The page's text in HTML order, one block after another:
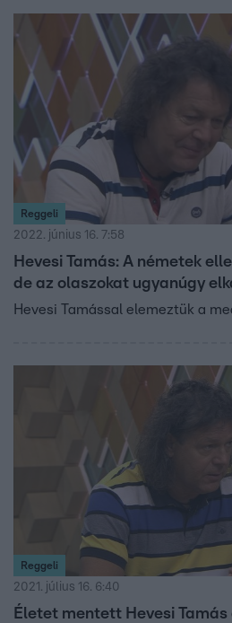
Reggeli
2022. június 16. 7:58
Hevesi Tamás: A németek
de az olaszokat ugyanúgy
Hevesi Tamással elemeztük a
Reggeli
2021. július 16. 6:40
Életet mentett Hevesi